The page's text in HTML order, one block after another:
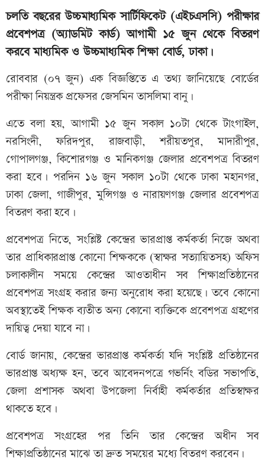
চলতি বছরের উচ্চমাধ্যমিক সার্টিফিকেট (এইচএসসি) পরীক্ষার
প্রবেশপত্র (অ্যাডমিট কার্ড) আগামী ১৫ জুন থেকে বিতরণ
করবে মাধ্যমিক ও উচ্চমাধ্যমিক শিক্ষা বোর্ড, ঢাকা।
রোববার (০৭ জুন) এক বিজ্ঞপ্তিতে এ তথ্য জানিয়েছে বোর্ডের
পরীক্ষা নিয়ন্ত্রক প্রফেসর জেসমিন তাসলিমা বানু।
এতে বলা হয়, আগামী ১৫ জুন সকাল ১০টা থেকে টাংগাইল,
নরসিংদী, ফরিদপুর, রাজবাড়ী, শরীয়তপুর, মাদারীপুর,
গোপালগঞ্জ, কিশোরগঞ্জ ও মানিকগঞ্জ জেলার প্রবেশপত্র বিতরণ
করা হবে। পরদিন ১৬ জুন সকাল ১০টা থেকে ঢাকা মহানগর,
ঢাকা জেলা, গাজীপুর, মুন্সিগঞ্জ ও নারায়ণগঞ্জ জেলার প্রবেশপত্র
বিতরণ করা হবে।
প্রবেশপত্র নিতে, সংশ্লিষ্ট কেন্দ্রের ভারপ্রাপ্ত কর্মকর্তা নিজে অথবা
তার প্রাধিকারপ্রাপ্ত কোনো শিক্ষককে (স্বাক্ষর সত্যায়িতসহ) অফিস
চলাকালীন সময়ে কেন্দ্রের আওতাধীন সব শিক্ষাপ্রতিষ্ঠানের
প্রবেশপত্র সংগ্রহ করার জন্য অনুরোধ করা হয়েছে। তবে কোনো
অবস্থাতেই শিক্ষক ব্যতীত অন্য কোনো ব্যক্তিকে প্রবেশপত্র গ্রহণের
দায়িত্ব দেয়া যাবে না।
বোর্ড জানায়, কেন্দ্রের ভারপ্রাপ্ত কর্মকর্তা যদি সংশ্লিষ্ট প্রতিষ্ঠানের
ভারপ্রাপ্ত অধ্যক্ষ হন, তবে আবেদনপত্রে গভর্নিং বডির সভাপতি,
জেলা প্রশাসক অথবা উপজেলা নির্বাহী কর্মকর্তার প্রতিস্বাক্ষর
থাকতে হবে।
প্রবেশপত্র সংগ্রহের পর তিনি তার কেন্দ্রের অধীন সব
শিক্ষাপ্রতিষ্ঠানের মাঝে তা দ্রুত সময়ের মধ্যে বিতরণ করবেন।